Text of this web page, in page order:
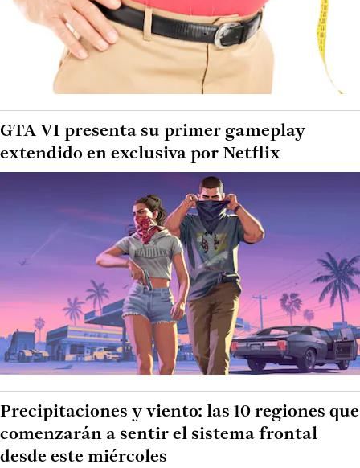
GTA VI presenta su primer gameplay
extendido en exclusiva por Netflix
Precipitaciones y viento: las 10 regiones que
comenzarán a sentir el sistema frontal
desde este miércoles